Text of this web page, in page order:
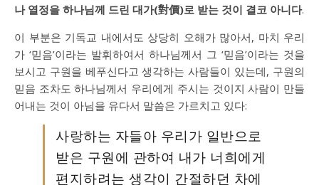
나 열정을 하나님께 드린 대가(對價)로 받는 것이 결코 아니다.
이 부분은 기독교 내에서도 상당히 오해가 많아서, 마치 우리
가 ‘믿음’이라는 발휘하여서 하나님께서 그 ‘믿음’이라는 것을
보시고 구원을 베푸신다고 생각하는 사람들이 있는데, 구원의
믿음 조차도 하나님께서 우리에게 주시는 것이지 사람이 만들
어내는 것이 아님을 유다서 말씀은 가르치고 있다:
사랑하는 자들아 우리가 일반으로
받은 구원에 관하여 내가 너희에게
편지하려는 생각이 간절하던 차에